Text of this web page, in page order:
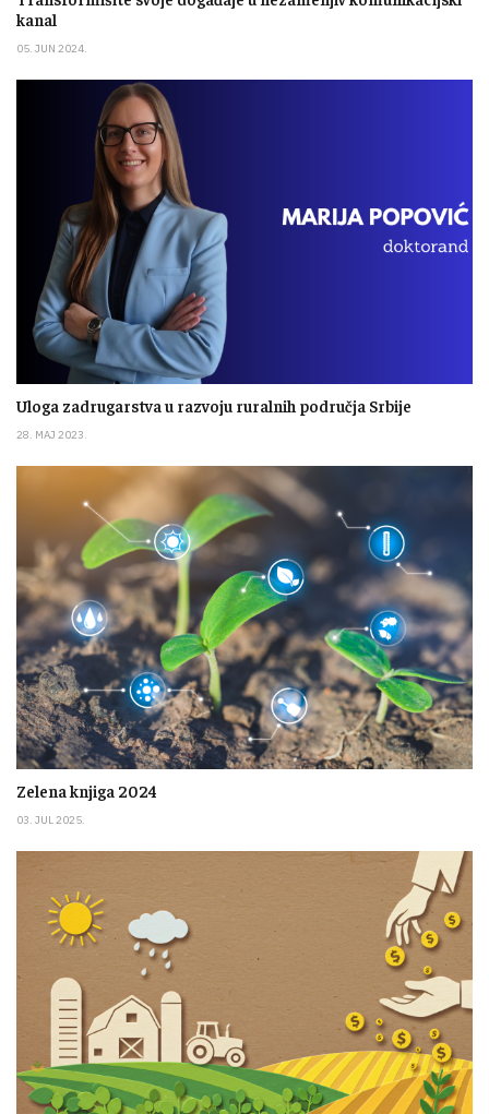
kanal
05. JUN 2024.
Uloga zadrugarstva u razvoju ruralnih područja Srbije
28. MAJ 2023.
Zelena knjiga 2024
03. JUL 2025.